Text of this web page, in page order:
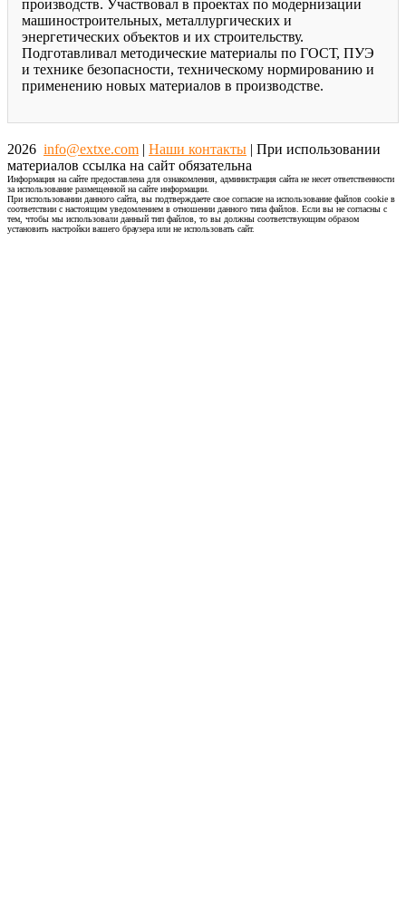
производств. Участвовал в проектах по модернизации
машиностроительных, металлургических и
энергетических объектов и их строительству.
Подготавливал методические материалы по ГОСТ, ПУЭ
и технике безопасности, техническому нормированию и
применению новых материалов в производстве.
2026 info@extxe.com | Наши контакты | При использовании
материалов ссылка на сайт обязательна
Информация на сайте предоставлена для ознакомления, администрация сайта не несет ответственности
за использование размещенной на сайте информации.
При использовании данного сайта, вы подтверждаете свое согласие на использование файлов cookie в
соответствии с настоящим уведомлением в отношении данного типа файлов. Если вы не согласны с
тем, чтобы мы использовали данный тип файлов, то вы должны соответствующим образом
установить настройки вашего браузера или не использовать сайт.